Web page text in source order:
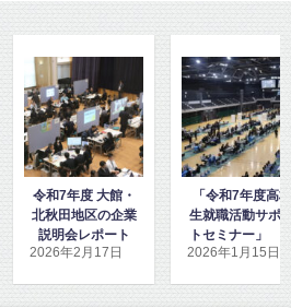
「令和7年度高校
生就職活動サポー
トセミナー」に密
着取材しました！
2026年1月15日
「高校2年生向け
秋田地域企業ガ
ダンス」を見学
取材しました！
2026年1月8日